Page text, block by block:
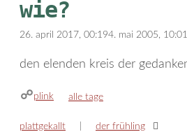
wie?
26. april 2017, 00:194. mai 2005, 10:01
den elenden kreis der
plink kategorien
alle tage
plattgekallt der frühling